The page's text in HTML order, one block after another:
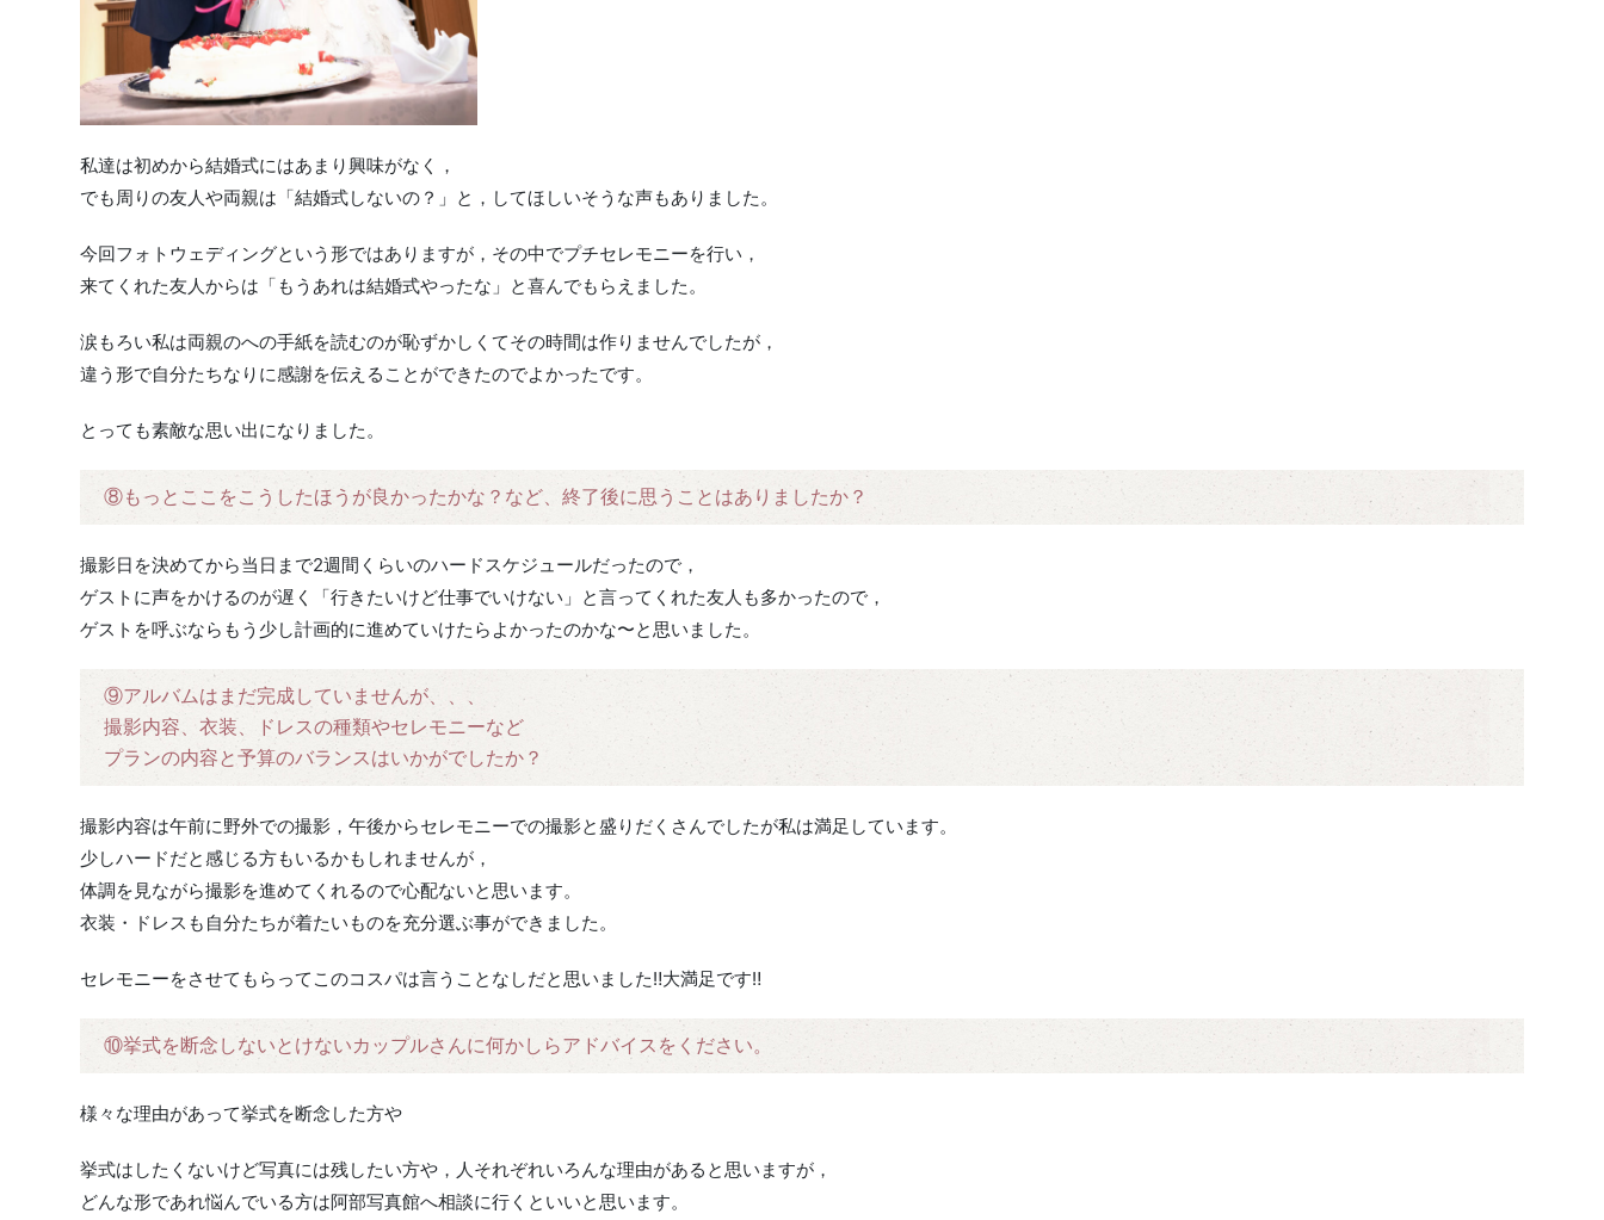
私達は初めから結婚式にはあまり興味がなく，
でも周りの友人や両親は「結婚式しないの？」と，してほしいそうな声もありました。
今回フォトウェディングという形ではありますが，その中でプチセレモニーを行い，
来てくれた友人からは「もうあれは結婚式やったな」と喜んでもらえました。
涙もろい私は両親のへの手紙を読むのが恥ずかしくてその時間は作りませんでしたが，
違う形で自分たちなりに感謝を伝えることができたのでよかったです。
とっても素敵な思い出になりました。
⑧もっとここをこうしたほうが良かったかな？など、終了後に思うことはありましたか？
撮影日を決めてから当日まで2週間くらいのハードスケジュールだったので，
ゲストに声をかけるのが遅く「行きたいけど仕事でいけない」と言ってくれた友人も多かったので，
ゲストを呼ぶならもう少し計画的に進めていけたらよかったのかな〜と思いました。
⑨アルバムはまだ完成していませんが、、、
撮影内容、衣装、ドレスの種類やセレモニーなど
プランの内容と予算のバランスはいかがでしたか？
撮影内容は午前に野外での撮影，午後からセレモニーでの撮影と盛りだくさんでしたが私は満足しています。
少しハードだと感じる方もいるかもしれませんが，
体調を見ながら撮影を進めてくれるので心配ないと思います。
衣装・ドレスも自分たちが着たいものを充分選ぶ事ができました。
セレモニーをさせてもらってこのコスパは言うことなしだと思いました‼︎大満足です‼︎
⑩挙式を断念しないとけないカップルさんに何かしらアドバイスをください。
様々な理由があって挙式を断念した方や
挙式はしたくないけど写真には残したい方や，人それぞれいろんな理由があると思いますが，
どんな形であれ悩んでいる方は阿部写真館へ相談に行くといいと思います。